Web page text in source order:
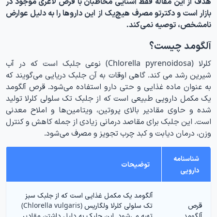
بازار است و دکترتو مصرف هیچ‌یک از این داروها را به دلیل عوارض
نامشخص، توصیه نمی‌کند.
آلگومد چیست؟
کلرلا (Chlorella pyrenoidosa) نوعی جلبک است که در آب
شیرین رشد می کند. گاهی اوقات به آن جلبک دریایی می‌گویند که
به عنوان ماده غذایی و حتی دارو استفاده می‌شود. قرص آلگومد
یک مکمل دارویی طبیعی است که از جلبک تک سلولی کلرلا تولید
شده و حاوی مقادیر بالای پروتین، ویتامین‌ها و املاح معدنی
است. این جلبک برای مقاصد درمانی زیادی از جمله کاهش و کنترل
وزن، درمان دیابت و کبد چرب تجویز و مصرف می‌شود.
شناسنامه
دارویی
توضیحات
قرص
آلگومد یک مکمل غذایی است که از جلبک سبز
تک سلولی کلرلا ولگاریس (Chlorella vulgaris)